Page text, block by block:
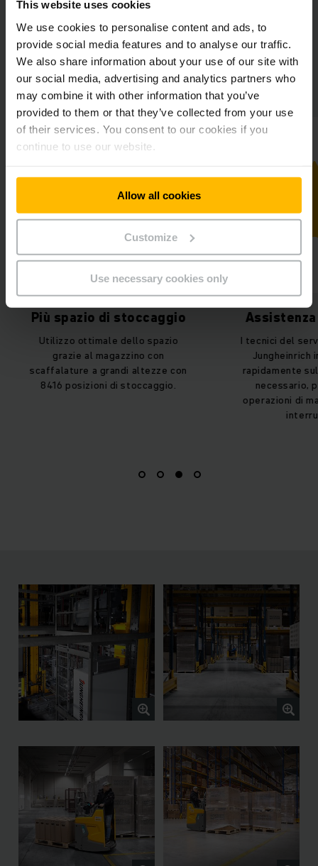
This website uses cookies
We use cookies to personalise content and ads, to
provide social media features and to analyse our traffic.
We also share information about your use of our site with
our social media, advertising and analytics partners who
may combine it with other information that you’ve
provided to them or that they’ve collected from your use
of their services. You consent to our cookies if you
continue to use our website.
Allow all cookies
Customize
Use necessary cookies only
Wacker Neuson Produktion GmbH &
Co. KG in sintesi
Più spazio di stoccaggio
Utilizzo ottimale dello spazio
grazie al magazzino con
scaffalature a grandi altezze con
8416 posizioni di stoccaggio.
I tecnici del
Jungheinrich
rapidamente
necessario,
operazioni di